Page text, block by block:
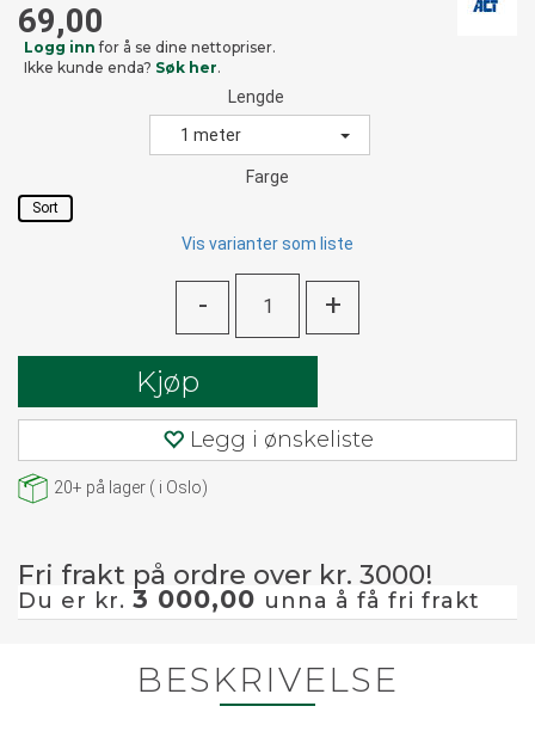
69,00
Logg inn for å se dine nettopriser.
Ikke kunde enda? Søk her.
Lengde
1 meter
Farge
Sort
Vis varianter som liste
- +
Kjøp
Legg i ønskeliste
20+ på lager ( i Oslo)
Fri frakt på ordre over kr. 3000!
Du er kr. 3 000,00 unna å få fri frakt
BESKRIVELSE